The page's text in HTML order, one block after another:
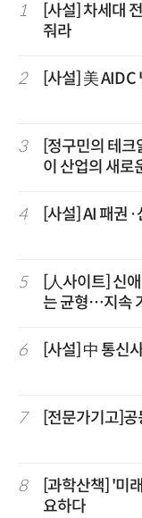
1
[사설] 차세대
줘라
2 [사설] 美 AIDC
3
[정구민의 테
이 산업의 새로
4 [사설] AI 패권
5
[人사이트] 신
는 균형…지속
6 [사설] 中 통신
7 [전문가기고]
8
[과학산책] '미
요하다